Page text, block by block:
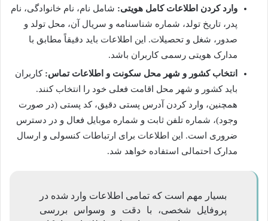
وارد کردن اطلاعات کامل هویتی: شامل نام، نام خانوادگی، نام
پدر، تاریخ تولد، شماره شناسنامه و سریال آن، محل تولد و
صدور، شغل و تحصیلات. این اطلاعات باید دقیقاً مطابق با
مدارک هویتی رسمی کاربران باشد.
انتخاب کشور و شهر محل سکونت و اطلاعات تماس: کاربران
باید کشور و شهر محل اقامت فعلی خود را انتخاب کنند.
همچنین، وارد کردن آدرس پستی دقیق، کد پستی (در صورت
وجود)، شماره تلفن ثابت و شماره موبایل فعال و در دسترس
ضروری است. این اطلاعات برای ارتباطات کنسولی و ارسال
مدارک احتمالی استفاده خواهد شد.
بسیار مهم است که تمامی اطلاعات وارد شده در
پروفایل شخصی، با دقت و وسواس بررسی